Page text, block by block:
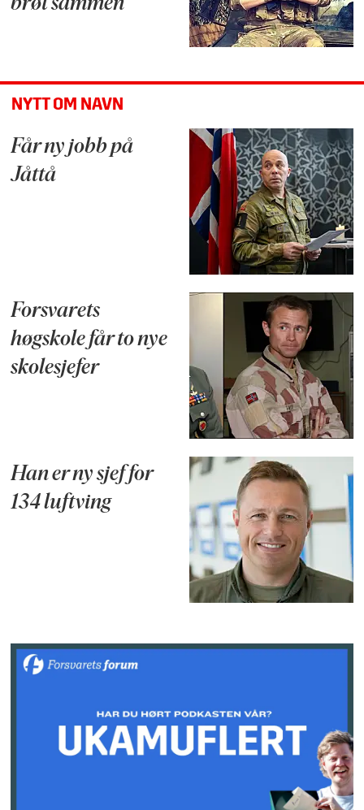
brøt sammen
NYTT OM NAVN
Får ny jobb på
Jåttå
Forsvarets
høgskole får to nye
skolesjefer
Han er ny sjef for
134 luftving